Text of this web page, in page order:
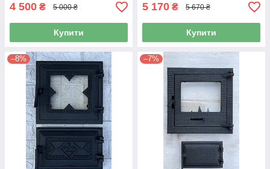
4 500 ₴ 5 000 ₴
Купити
5 170 ₴ 5 670 ₴
Купити
–8% –7%